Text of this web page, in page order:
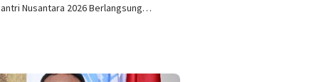
Nusantara 2026 Berlangsung…